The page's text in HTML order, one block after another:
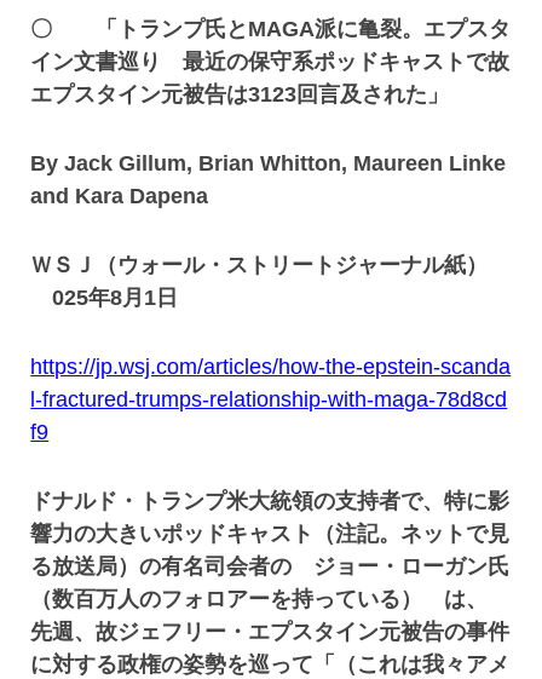
〇 「トランプ氏とMAGA派に亀裂。エプスタ
イン文書巡り 最近の保守系ポッドキャストで故
エプスタイン元被告は3123回言及された」
By Jack Gillum, Brian Whitton, Maureen Linke
and Kara Dapena
ＷＳＪ（ウォール・ストリートジャーナル紙）
025年8月1日
https://jp.wsj.com/articles/how-the-epstein-scanda
l-fractured-trumps-relationship-with-maga-78d8cd
f9
ドナルド・トランプ米大統領の支持者で、特に影
響力の大きいポッドキャスト（注記。ネットで見
る放送局）の有名司会者の ジョー・ローガン氏
（数百万人のフォロアーを持っている） は、
先週、故ジェフリー・エプスタイン元被告の事件
に対する政権の姿勢を巡って「（これは我々アメ